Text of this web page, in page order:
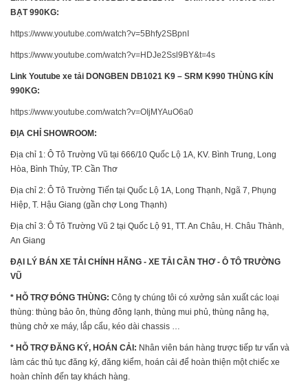
BẠT 990KG:
https://www.youtube.com/watch?v=5Bhfy2SBpnI
https://www.youtube.com/watch?v=HDJe2Ssl9BY&t=4s
Link Youtube xe tải DONGBEN DB1021 K9 – SRM K990 THÙNG KÍN
990KG:
https://www.youtube.com/watch?v=OIjMYAuO6a0
ĐỊA CHỈ SHOWROOM:
Địa chỉ 1: Ô Tô Trường Vũ tại 666/10 Quốc Lộ 1A, KV. Bình Trung, Long
Hòa, Bình Thủy, TP. Cần Thơ
Địa chỉ 2: Ô Tô Trường Tiến tại Quốc Lộ 1A, Long Thạnh, Ngã 7, Phụng
Hiệp, T. Hậu Giang (gần chợ Long Thạnh)
Địa chỉ 3: Ô Tô Trường Vũ 2 tại Quốc Lộ 91, TT. An Châu, H. Châu Thành,
An Giang
ĐẠI LÝ BÁN XE TẢI CHÍNH HÃNG - XE TẢI CẦN THƠ - Ô TÔ TRƯỜNG
VŨ
* HỖ TRỢ ĐÓNG THÙNG: Công ty chúng tôi có xưởng sản xuất các loại
thùng: thùng bảo ôn, thùng đông lạnh, thùng mui phủ, thùng nâng hạ,
thùng chở xe máy, lắp cẩu, kéo dài chassis …
* HỖ TRỢ ĐĂNG KÝ, HOÁN CẢI: Nhân viên bán hàng trược tiếp tư vấn và
làm các thủ tục đăng ký, đăng kiểm, hoán cải để hoàn thiện một chiếc xe
hoàn chỉnh đến tay khách hàng.